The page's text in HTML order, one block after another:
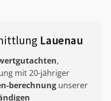
Lauenau
,
mit 20-jähriger
berechnung unserer